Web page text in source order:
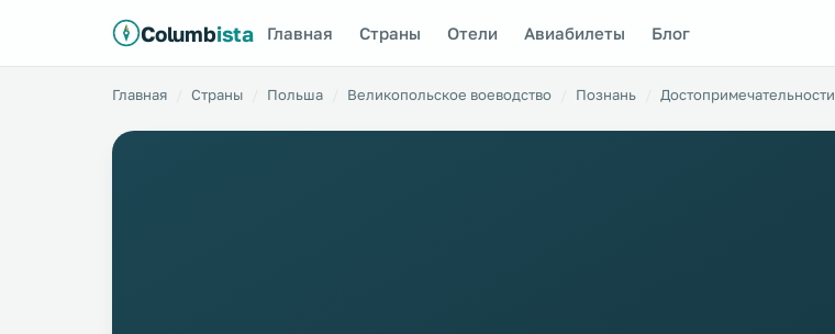
Columbista Главная Страны Отели Авиабилеты Блог
Главная Страны Польша Великопольское воеводство Познань Достопримечательности